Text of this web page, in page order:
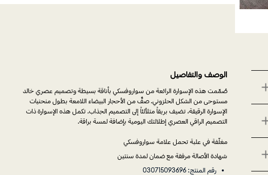
الوصف والتفاصيل
صُمِّمت هذه الإسوارة الرائعة من سواروفسكي بأناقة بسيطة وتصميم عصري خالد
مستوحى من الشكل الحلزوني. صفٌّ من الأحجار البيضاء اللامعة بطول منحنيات
الإسوارة الرقيقة، تضيف بريقاً متلألئاً إلى التصميم الجذاب. تكمل هذه الإسوارة ذات
التصميم الراقي العصري إطلالتك اليومية بإضافة لمسة براقة.
مغلّفة في علبة تحمل علامة سواروفسكي
شهادة الأصالة مرفقة مع ضمان لمدة سنتين
رقم المنتج: 030715093696